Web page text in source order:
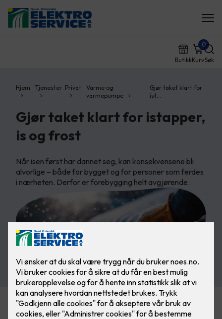
ButikkKurv
0
Søk
Hjem Tjenester Privat
Varme og
varmepumpe
Gjør taket klart for
ist…
Gjør taket klart for istapper,
is og frost
Når isen først har dannet seg, kan konsekvensene bli
alvorlige – både for bygget og for personer som ferdes
i nærheten. Derfor er forebygging helt avgjørende.